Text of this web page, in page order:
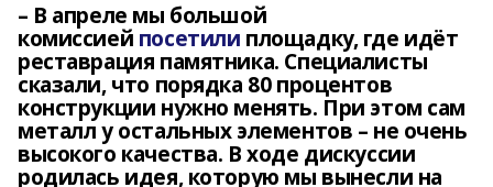
– В апреле мы большой
комиссией посетили площадку, где идёт
реставрация памятника. Специалисты
сказали, что порядка 80 процентов
конструкции нужно менять. При этом сам
металл у остальных элементов – не очень
высокого качества. В ходе дискуссии
родилась идея, которую мы вынесли на